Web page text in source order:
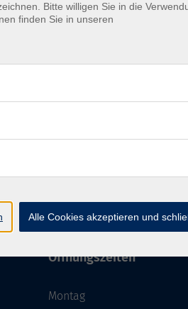
Öffnungszeiten
Montag
Bitte willigen Sie in die
finden Sie in unseren
Alle Cookies akzeptieren und